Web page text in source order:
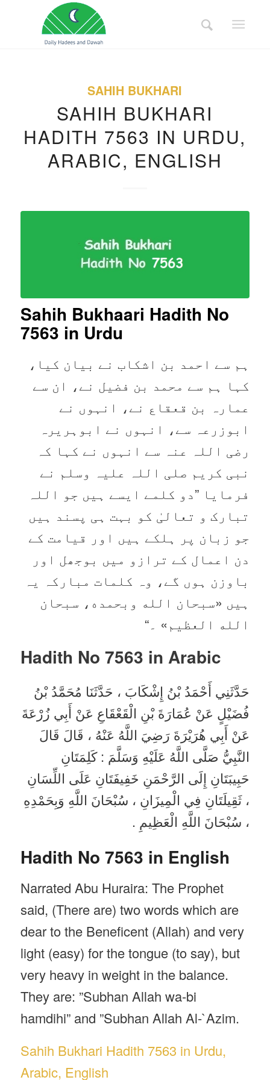
SAHIH BUKHARI
SAHIH BUKHARI
HADITH 7563 IN URDU,
ARABIC, ENGLISH
Sahih Bukhaari Hadith No
7563 in Urdu
ہم سے احمد بن اشکاب نے بیان کیا،
کہا ہم سے محمد بن فضیل نے، ان سے
عمارہ بن قعقاع نے، انہوں نے
ابوزرعہ سے، انہوں نے ابوہریرہ
رضی اللہ عنہ سے انہوں نے کہا کہ
نبی کریم صلی اللہ علیہ وسلم نے
فرمایا ”دو کلمے ایسے ہیں جو اللہ
تبارک و تعالیٰ کو بہت ہی پسند ہیں
جو زبان پر ہلکے ہیں اور قیامت کے
دن اعمال کے ترازو میں بوجھل اور
باوزن ہوں گے، وہ کلمات مبارکہ یہ
ہیں «سبحان الله وبحمده،‏‏‏‏ سبحان
الله العظيم» ۔“
Hadith No 7563 in Arabic
حَدَّثَنِي أَحْمَدُ بْنُ إِشْكَابَ ، حَدَّثَنَا مُحَمَّدُ بْنُ
فُضَيْلٍ عَنْ عُمَارَةَ بْنِ الْقَعْقَاعِ عَنْ أَبِي زُرْعَةَ
عَنْ أَبِي هُرَيْرَةَ رَضِيَ اللَّهُ عَنْهُ ، قَالَ قَالَ
النَّبِيُّ صَلَّى اللَّهُ عَلَيْهِ وَسَلَّمَ : كَلِمَتَانِ
حَبِيبَتَانِ إِلَى الرَّحْمَنِ خَفِيفَتَانِ عَلَى اللِّسَانِ
، ثَقِيلَتَانِ فِي الْمِيزَانِ ، سُبْحَانَ اللَّهِ وَبِحَمْدِهِ
، سُبْحَانَ اللَّهِ الْعَظِيمِ .
Hadith No 7563 in English
Narrated Abu Huraira: The Prophet
said, (There are) two words which are
dear to the Beneficent (Allah) and very
light (easy) for the tongue (to say), but
very heavy in weight in the balance.
They are: ”Subhan Allah wa-bi
hamdihi” and ”Subhan Allah Al-`Azim.
Sahih Bukhari Hadith 7563 in Urdu,
Arabic, English